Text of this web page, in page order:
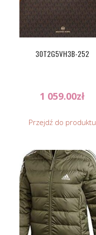
30T2G5VH3B-252
1 059.00zł
Przejdź do produktu